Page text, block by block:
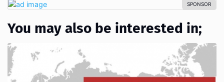
You may also be interested in;